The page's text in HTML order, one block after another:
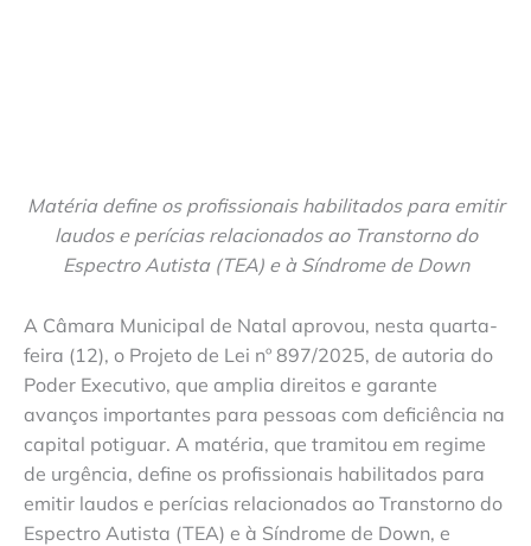
Matéria define os profissionais habilitados para emitir
laudos e perícias relacionados ao Transtorno do
Espectro Autista (TEA) e à Síndrome de Down
A Câmara Municipal de Natal aprovou, nesta quarta-
feira (12), o Projeto de Lei nº 897/2025, de autoria do
Poder Executivo, que amplia direitos e garante
avanços importantes para pessoas com deficiência na
capital potiguar. A matéria, que tramitou em regime
de urgência, define os profissionais habilitados para
emitir laudos e perícias relacionados ao Transtorno do
Espectro Autista (TEA) e à Síndrome de Down, e